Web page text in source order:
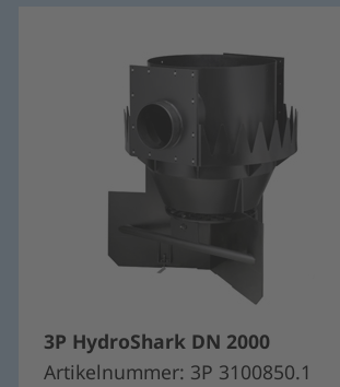
3P HydroShark DN 2000
Artikelnummer: 3P 3100850.1